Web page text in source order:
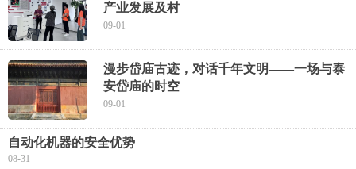
产业发展及村
09-01
漫步岱庙古迹，对话千年文明——一场与泰
安岱庙的时空
09-01
自动化机器的安全优势
08-31